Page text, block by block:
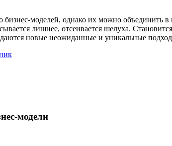
бизнес-моделей, однако их можно объединить
лишнее, отсеивается шелуха.
новые неожиданные и уникальные
модели